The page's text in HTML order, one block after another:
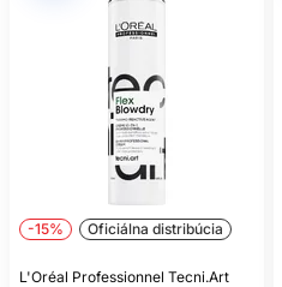
-15% Oficiálna distribúcia
L'Oréal Professionnel Tecni.Art